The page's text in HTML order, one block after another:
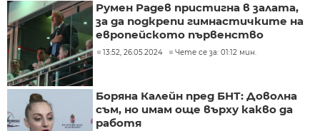
Румен Радев пристигна в залата,
за да подкрепи гимнастичките на
европейското първенство
13:52, 26.05.2024 Чете се за: 01:12 мин.
Боряна Калейн пред БНТ: Доволна
съм, но имам още върху какво да
работя